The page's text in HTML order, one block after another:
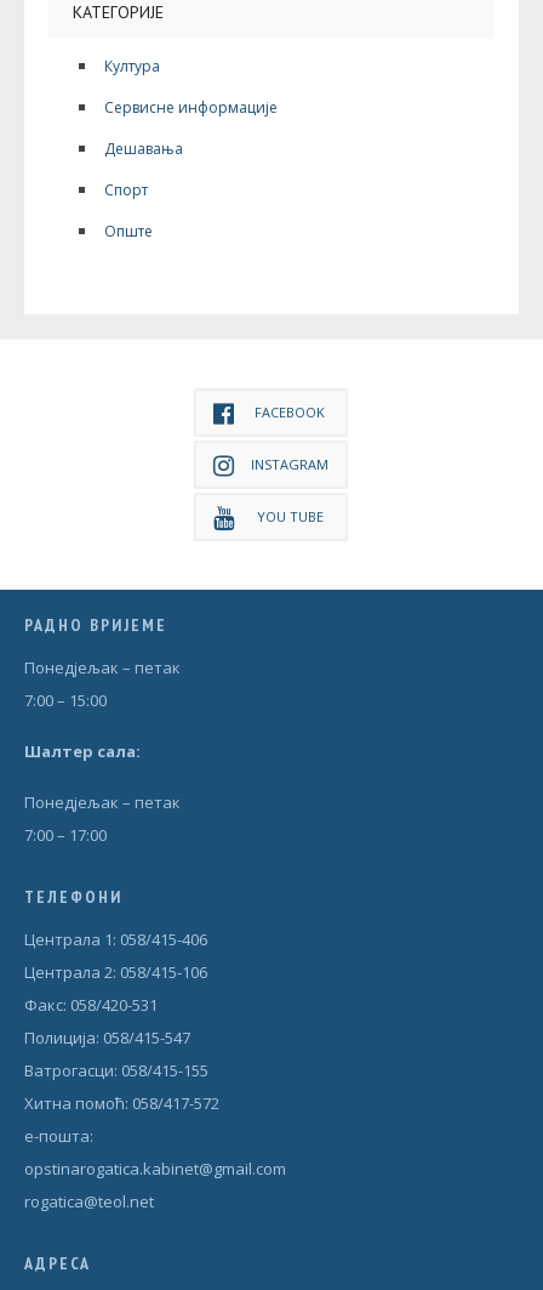
КАТЕГОРИЈЕ
Култура
Сервисне информације
Дешавања
Спорт
Опште
FACEBOOK
INSTAGRAM
YOU TUBE
РАДНО ВРИЈЕМЕ
Понедjељак – петак
7:00 – 15:00
Шалтер сала:
Понедjељак – петак
7:00 – 17:00
ТЕЛЕФОНИ
Централа 1: 058/415-406
Централа 2: 058/415-106
Факс: 058/420-531
Полиција: 058/415-547
Ватрогасци: 058/415-155
Хитна помоћ: 058/417-572
е-пошта:
opstinarogatica.kabinet@gmail.com
rogatica@teol.net
АДРЕСА